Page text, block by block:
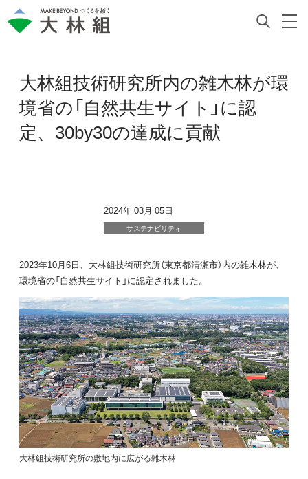
大林組技術研究所内の雑木林が環
境省の「自然共生サイト」に認
定、30by30の達成に貢献
2024年 03月 05日
サステナビリティ
2023年10月6日、大林組技術研究所（東京都清瀬市）内の雑木林が、
環境省の「自然共生サイト」に認定されました。
大林組技術研究所の敷地内に広がる雑木林